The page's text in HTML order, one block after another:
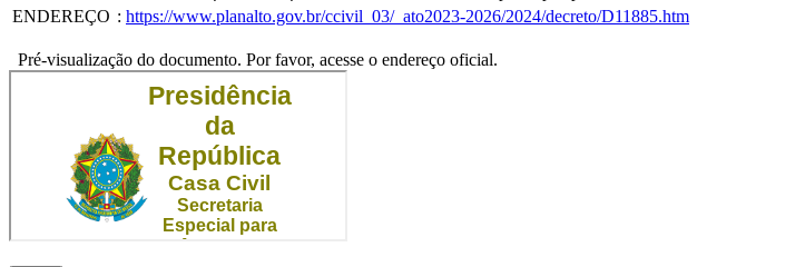
ENDEREÇO : https://www.planalto.gov.br/ccivil_03/_ato2023-2026/2024/decreto/D11885.htm
Pré-visualização do documento. Por favor, acesse o endereço oficial.